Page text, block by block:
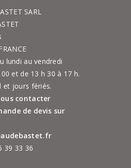
SARL
lundi au vendredi
et de 13 h 30 à 17 h.
et jours fériés.
contacter
de devis sur
39 33 36